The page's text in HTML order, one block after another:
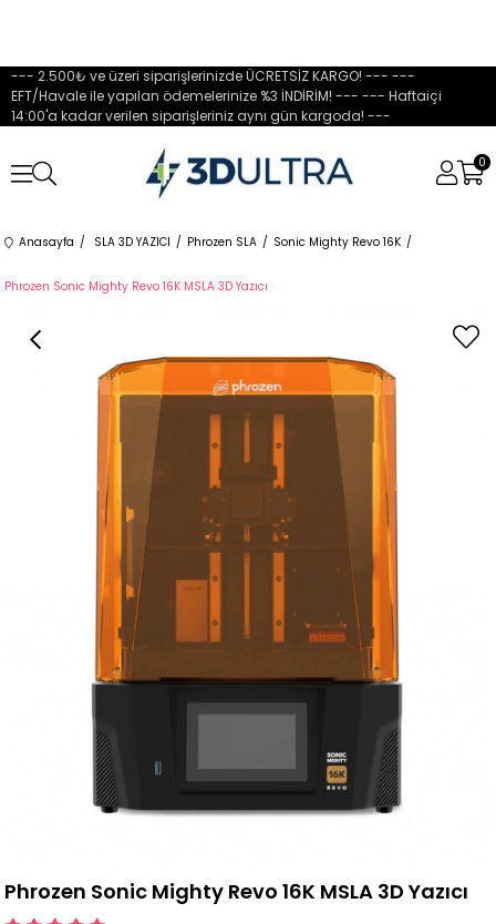
--- 2.500₺ ve üzeri siparişlerinizde ÜCRETSİZ KARGO! --- ---
EFT/Havale ile yapılan ödemelerinize %3 İNDİRİM! --- --- Haftaiçi
14:00'a kadar verilen siparişleriniz aynı gün kargoda! ---
0
Anasayfa SLA 3D YAZICI Phrozen SLA Sonic Mighty Revo 16K
Phrozen Sonic Mighty Revo 16K MSLA 3D Yazıcı
Phrozen Sonic Mighty Revo 16K MSLA 3D Yazıcı